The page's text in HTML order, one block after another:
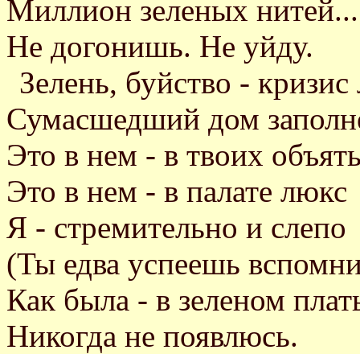
Миллион зеленых нитей...
Не догонишь. Не уйду.
Зелень, буйство - кризис
Сумасшедший дом
Это в нем - в твоих
Это в нем - в палате люкс
Я - стремительно и слепо
(Ты едва успеешь
Как была - в зеленом
Никогда не появлюсь.